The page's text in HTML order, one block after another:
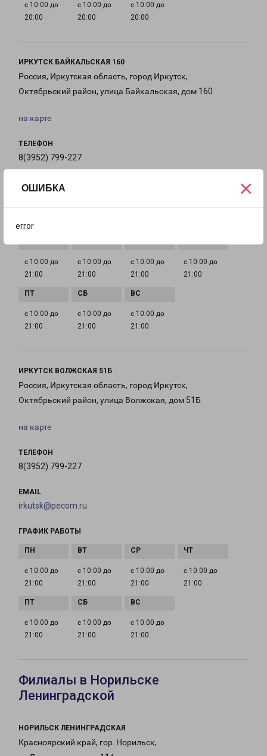
ОШИБКА
error
×
с 10:00 до
20:00
с 10:00 до
20:00
с 10:00 до
20:00
ИРКУТСК БАЙКАЛЬСКАЯ 160
Россия, Иркутская область, город Иркутск,
Октябрьский район, улица Байкальская, дом 160
на карте
ТЕЛЕФОН
8(3952) 799-227
EMAIL
ГРАФИК РАБОТЫ
с 10:00 до
21:00
с 10:00 до
21:00
с 10:00 до
21:00
с 10:00 до
21:00
с 10:00 до
21:00
с 10:00 до
21:00
с 10:00 до
21:00
ИРКУТСК ВОЛЖСКАЯ 51Б
Россия, Иркутская область, город Иркутск,
Октябрьский район, улица Волжская, дом 51Б
на карте
ТЕЛЕФОН
8(3952) 799-227
EMAIL
irkutsk@pecom.ru
ГРАФИК РАБОТЫ
с 10:00 до
21:00
с 10:00 до
21:00
с 10:00 до
21:00
с 10:00 до
21:00
с 10:00 до
21:00
с 10:00 до
21:00
с 10:00 до
21:00
Филиалы в Норильске
Ленинградской
НОРИЛЬСК ЛЕНИНГРАДСКАЯ
Красноярский край, гор. Норильск,